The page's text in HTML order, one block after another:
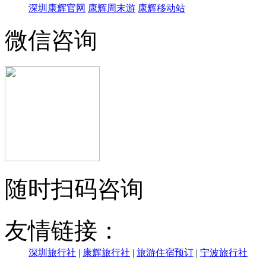
深圳康辉官网 康辉周末游 康辉移动站
微信咨询
随时扫码咨询
友情链接：
深圳旅行社 | 康辉旅行社 | 旅游住宿预订 | 宁波旅行社